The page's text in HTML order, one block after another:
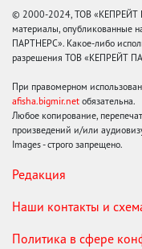
© 2000-2024, ТОВ «КЕПРЕЙТ
материалы, опубликованные
ПАРТНЕРС». Какое-либо
разрешения ТОВ «КЕПРЕЙТ
При правомерном
afisha.bigmir.net обязательна.
Любое копирование,
произведений и/или
Images - строго запрещено.
Редакция
Наши контакты и
Политика в сфере